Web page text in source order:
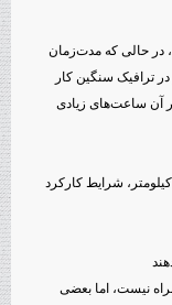
در حالی که مدت‌زمان
ترافیک سنگین کار
آن ساعت‌های زیادی
شرایط کارکرد
نیست، اما بعضی